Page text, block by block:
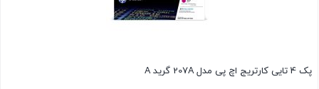
پک 4 تایی کارتریج اچ پی مدل 207A گرید A